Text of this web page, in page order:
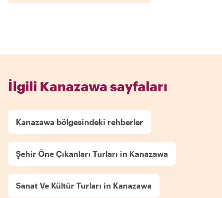
İlgili Kanazawa sayfaları
Kanazawa bölgesindeki rehberler
Şehir Öne Çıkanları Turları in Kanazawa
Sanat Ve Kültür Turları in Kanazawa